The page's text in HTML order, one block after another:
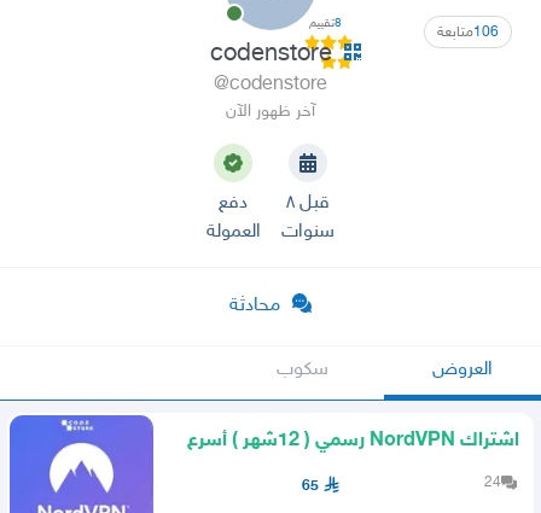
106متابعة 8تقييم
codenstore
@codenstore
آخر ظهور الآن
قبل ٨
سنوات
دفع
العمولة
محادثة
العروض سكوب
اشتراك NordVPN رسمي ( 12شهر ) أسرع
vpn من كود ستور
24
65